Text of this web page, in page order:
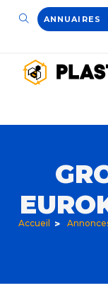
ANNUAIRES
Accueil